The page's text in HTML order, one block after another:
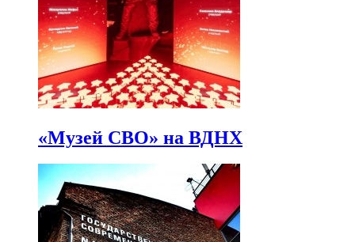
«Музей СВО» на ВДНХ